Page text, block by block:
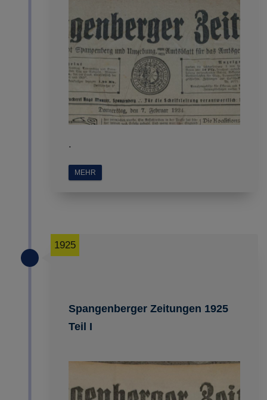
.
MEHR
Spangenberger Zeitungen 1925
Teil I
1925